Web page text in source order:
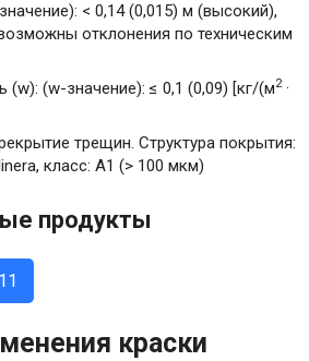
< 0,14 (0,015) м (высокий),
отклонения по техническим
(w): (w-значение): ≤ 0,1 (0,09) [кг/(м2·
трещин. Структура покрытия:
класс: A1 (> 100 мкм)
продукты
краски